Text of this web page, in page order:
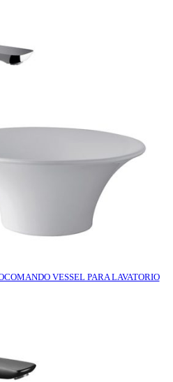
VESSEL PARA LAVATORIO